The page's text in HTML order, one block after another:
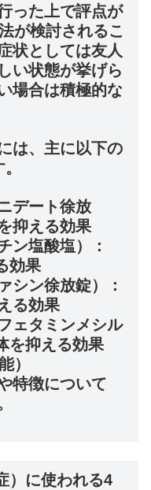
った上で評点が
が検討されるこ
状としては友人
い状態が挙げら
場合は積極的な
は、主に以下の
デート徐放
抑える効果
ン塩酸塩）：
効果
シン徐放錠）：
る効果
ェタミンメシル
を抑える効果
）
特徴について
）に使われる4